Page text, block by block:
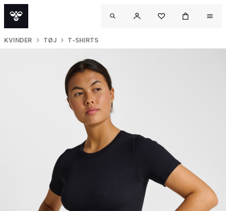
KVINDER TØJ T-SHIRTS